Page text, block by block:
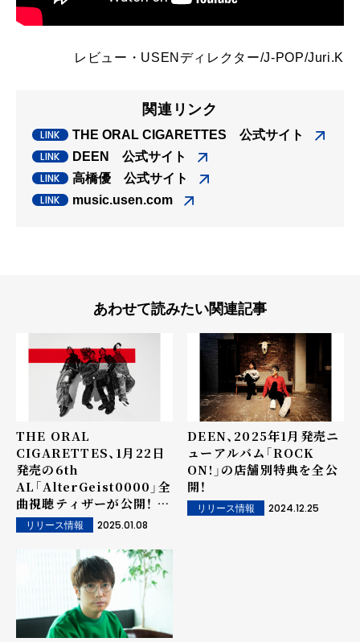
レビュー・ USENディレクター/J-POP/Juri.K
関連リンク
THE ORAL CIGARETTES 公式サイト
DEEN 公式サイト
高橋優 公式サイト
music.usen.com
あわせて読みたい関連記事
THE ORAL
CIGARETTES、1月22日
発売の6th
AL「AlterGeist0000」全
曲視聴ティザーが公開！ さ
らに、ALリード
「DIKIDANDAN」のコン
セプトビジュアルも公開！
リリース情報 2025.01.08
DEEN、2025年1月発売ニ
ューアルバム「ROCK
ON!」の店舗別特典を全公
開！
リリース情報 2024.12.25